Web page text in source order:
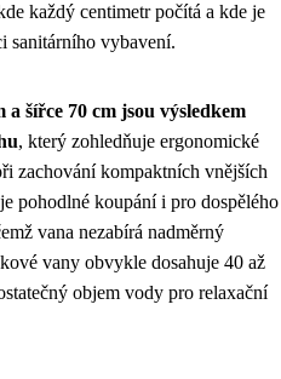
každý centimetr počítá a kde je
sanitárního vybavení.
a šířce 70 cm jsou výsledkem
, který zohledňuje ergonomické
zachování kompaktních vnějších
pohodlné koupání i pro dospělého
vana nezabírá nadměrný
vany obvykle dosahuje 40 až
objem vody pro relaxační